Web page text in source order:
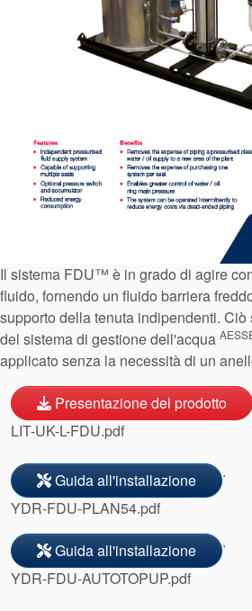
Certificazioni e standard
Contatti
Articoli
Sostenibilità
Il sistema FDU™ è in grado di agire
fluido, fornendo un fluido barriera
supporto della tenuta indipendenti.
del sistema di gestione dell'acqua
applicato senza la necessità di un
Presentazione del prodotto
LIT-UK-L-FDU.pdf
Guida all'installazione
.
YDR-FDU-PLAN54.pdf
Guida all'installazione
.
YDR-FDU-AUTOTOPUP.pdf